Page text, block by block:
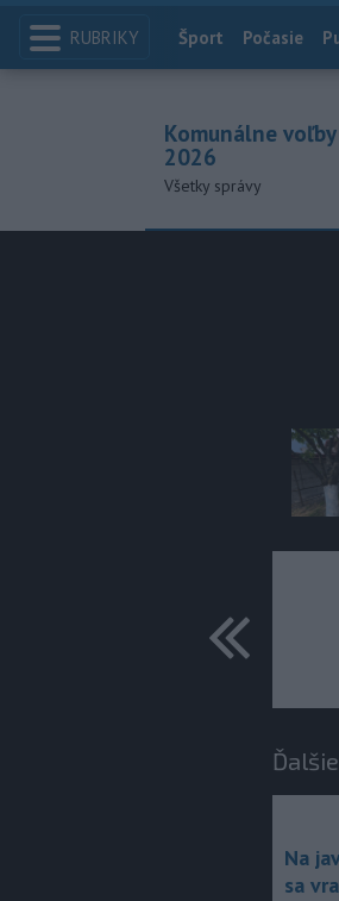
RUBRIKY Index
Šport Počasie
Komunálne voľby
2026
Všetky správy
Na
sa